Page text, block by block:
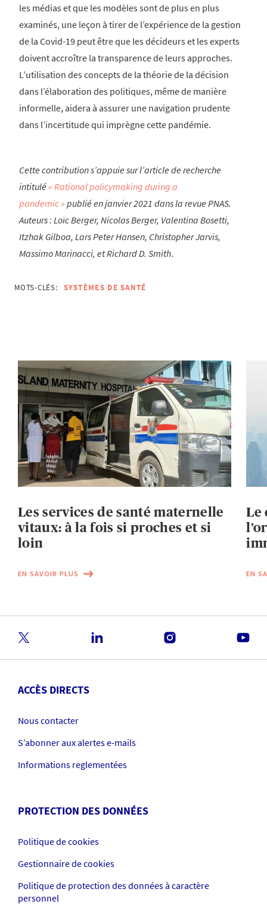
les médias et que les modèles sont de plus en plus
examinés, une leçon à tirer de l’expérience de la gestion
de la Covid-19 peut être que les décideurs et les experts
doivent accroître la transparence de leurs approches.
L’utilisation des concepts de la théorie de la décision
dans l’élaboration des politiques, même de manière
informelle, aidera à assurer une navigation prudente
dans l’incertitude qui imprègne cette pandémie.
Cette contribution s’appuie sur l’article de recherche
intitulé« Rational policymaking during a
pandemic » publié en janvier 2021 dans la revue PNAS.
Auteurs : Loïc Berger, Nicolas Berger, Valentina Bosetti,
Itzhak Gilboa, Lars Peter Hansen, Christopher Jarvis,
Massimo Marinacci, et Richard D. Smith.
MOTS-CLÉS: SYSTÈMES DE SANTÉ
Les services de santé maternelle
vitaux: à la fois si proches et si
loin
EN SAVOIR PLUS
Le
EN
ACCÈS DIRECTS
Nous contacter
S’abonner aux alertes e-mails
Informations reglementées
PROTECTION DES DONNÉES
Politique de cookies
Gestionnaire de cookies
Politique de protection des données à caractère
personnel